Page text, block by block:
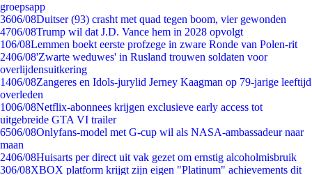
groepsapp
3606/08Duitser (93) crasht met quad tegen boom, vier gewonden
4706/08Trump wil dat J.D. Vance hem in 2028 opvolgt
106/08Lemmen boekt eerste profzege in zware Ronde van Polen-rit
2406/08'Zwarte weduwes' in Rusland trouwen soldaten voor
overlijdensuitkering
1406/08Zangeres en Idols-jurylid Jerney Kaagman op 79-jarige leeftijd
overleden
1006/08Netflix-abonnees krijgen exclusieve early access tot
uitgebreide GTA VI trailer
6506/08Onlyfans-model met G-cup wil als NASA-ambassadeur naar
maan
2406/08Huisarts per direct uit vak gezet om ernstig alcoholmisbruik
306/08XBOX platform krijgt zijn eigen "Platinum" achievements dit